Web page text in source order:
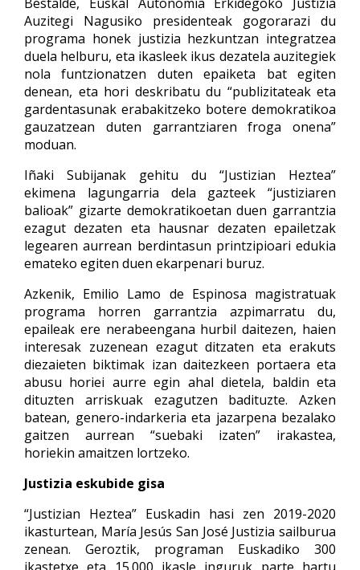
Bestalde, Euskal Autonomia Erkidegoko Justizia
Auzitegi Nagusiko presidenteak gogorarazi du
programa honek justizia hezkuntzan integratzea
duela helburu, eta ikasleek ikus dezatela auzitegiek
nola funtzionatzen duten epaiketa bat egiten
denean, eta hori deskribatu du “publizitateak eta
gardentasunak erabakitzeko botere demokratikoa
gauzatzean duten garrantziaren froga onena”
moduan.
Iñaki Subijanak gehitu du “Justizian Heztea”
ekimena lagungarria dela gazteek “justiziaren
balioak” gizarte demokratikoetan duen garrantzia
ezagut dezaten eta hausnar dezaten epailetzak
legearen aurrean berdintasun printzipioari edukia
emateko egiten duen ekarpenari buruz.
Azkenik, Emilio Lamo de Espinosa magistratuak
programa horren garrantzia azpimarratu du,
epaileak ere nerabeengana hurbil daitezen, haien
interesak zuzenean ezagut ditzaten eta erakuts
diezaieten biktimak izan daitezkeen portaera eta
abusu horiei aurre egin ahal dietela, baldin eta
dituzten arriskuak ezagutzen badituzte. Azken
batean, genero-indarkeria eta jazarpena bezalako
gaitzen aurrean “suebaki izaten” irakastea,
horiekin amaitzen lortzeko.
Justizia eskubide gisa
“Justizian Heztea” Euskadin hasi zen 2019-2020
ikasturtean, María Jesús San José Justizia sailburua
zenean. Geroztik, programan Euskadiko 300